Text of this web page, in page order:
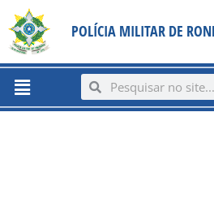
content
para
conteúdo
POLÍCIA MILITAR DE
Menu SearchSearch